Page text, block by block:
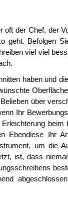
oft der Chef, der
Befolgen
viel viel
haben und
über
Ihr
Ebendiese Ihr
um die
ist, dass